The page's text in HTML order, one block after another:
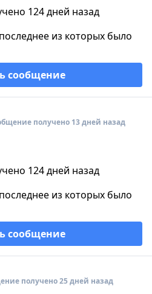
124 дней назад
из которых было
сообщение
получено 13 дней назад
124 дней назад
из которых было
сообщение
получено 25 дней назад